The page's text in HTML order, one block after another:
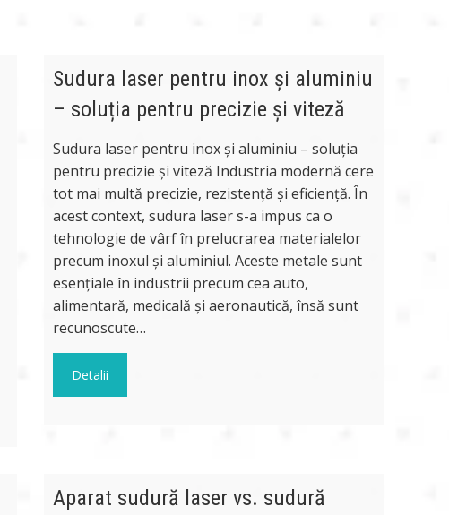
Sudura laser pentru inox și aluminiu
– soluția pentru precizie și viteză
Sudura laser pentru inox și aluminiu – soluția
pentru precizie și viteză Industria modernă cere
tot mai multă precizie, rezistență și eficiență. În
acest context, sudura laser s-a impus ca o
tehnologie de vârf în prelucrarea materialelor
precum inoxul și aluminiul. Aceste metale sunt
esențiale în industrii precum cea auto,
alimentară, medicală și aeronautică, însă sunt
recunoscute…
Detalii
Aparat sudură laser vs. sudură